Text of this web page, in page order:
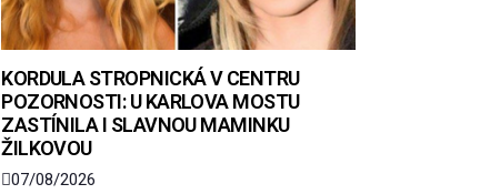
KORDULA STROPNICKÁ V CENTRU
POZORNOSTI: U KARLOVA MOSTU
ZASTÍNILA I SLAVNOU MAMINKU
ŽILKOVOU
07/08/2026